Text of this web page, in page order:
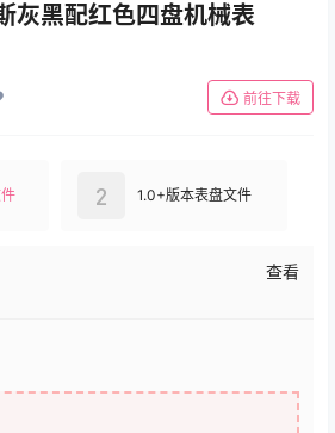
灰黑配红色四盘机械表
前往下载
1.0+版本表盘文件
2
查看